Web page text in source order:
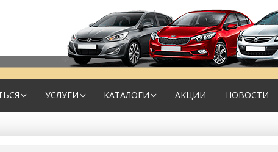
УСЛУГИ КАТАЛОГИ АКЦИИ НОВОСТИ